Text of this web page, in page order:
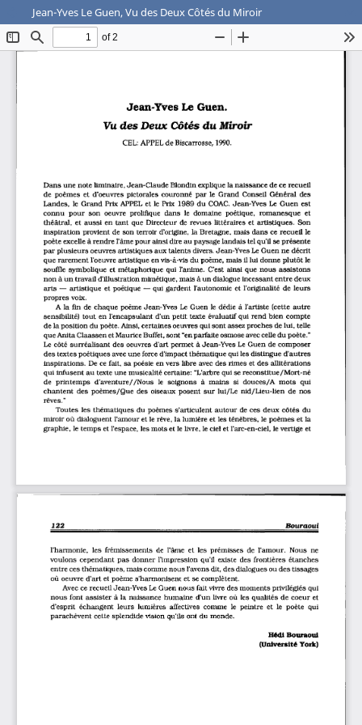
Jean-Yves Le Guen, Vu des Deux Côtés du Miroir